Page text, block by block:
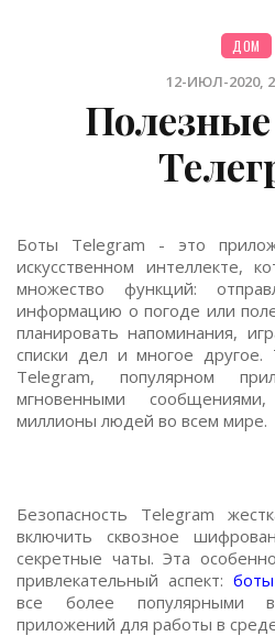
ДОМ
12-ИЮЛ-2020,
Боты Telegram - это
искусственном интеллекте,
множество функций:
информацию о погоде или
планировать напоминания,
списки дел и многое
Telegram, популярном
мгновенными
миллионы людей во всем мире.
Безопасность Telegram
включить сквозное
секретные чаты. Эта
привлекательный аспект:
все более популярными
приложений для работы в